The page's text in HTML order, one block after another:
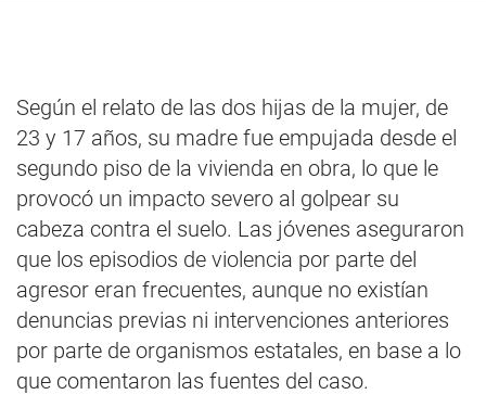
Según el relato de las dos hijas de la mujer, de
23 y 17 años, su madre fue empujada desde el
segundo piso de la vivienda en obra, lo que le
provocó un impacto severo al golpear su
cabeza contra el suelo. Las jóvenes aseguraron
que los episodios de violencia por parte del
agresor eran frecuentes, aunque no existían
denuncias previas ni intervenciones anteriores
por parte de organismos estatales, en base a lo
que comentaron las fuentes del caso.